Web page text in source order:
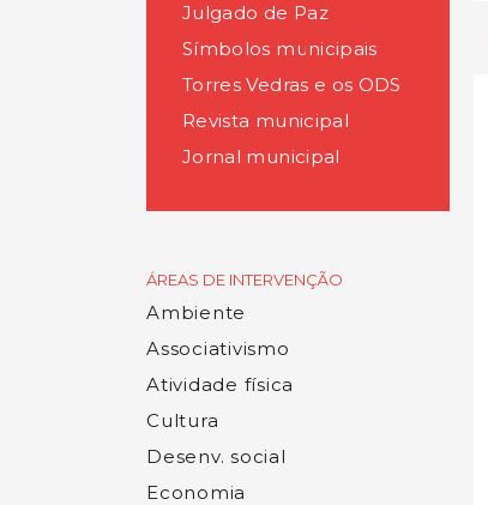
Julgado de Paz
Símbolos municipais
Torres Vedras e os ODS
Revista municipal
Jornal municipal
ÁREAS DE INTERVENÇÃO
Ambiente
Associativismo
Atividade física
Cultura
Desenv. social
Economia